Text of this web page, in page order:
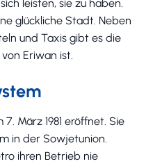
leisten, sie zu haben.
glückliche Stadt. Neben
und Taxis gibt es die
Eriwan ist.
März 1981 eröffnet. Sie
in der Sowjetunion.
ihren Betrieb nie